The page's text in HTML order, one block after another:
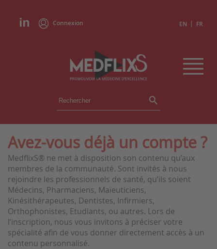
Connexion EN | FR
ÉVÉNEMENTS
INSTITUTIONS
ACADÉMIES
EXPERTS
REVUES DE PRESSE
CONGRÈS EN RÉSUMÉ
Avez-vous déjà un compte ?
MedflixS® ne met à disposition son contenu qu’aux
membres de la communauté. Sont invités à nous
rejoindre les professionnels de santé, qu’ils soient
Médecins, Pharmaciens, Maïeuticiens,
Kinésithérapeutes, Dentistes, Infirmiers,
Orthophonistes, Etudiants, ou autres. Lors de
l’inscription, nous vous invitons à préciser votre
spécialité afin de vous donner directement accès à un
contenu personnalisé.